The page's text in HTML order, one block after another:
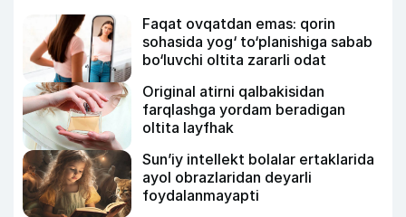
Faqat ovqatdan emas: qorin
sohasida yog‘ to‘planishiga sabab
bo‘luvchi oltita zararli odat
Original atirni qalbakisidan
farqlashga yordam beradigan
oltita layfhak
Sun’iy intellekt bolalar ertaklarida
ayol obrazlaridan deyarli
foydalanmayapti